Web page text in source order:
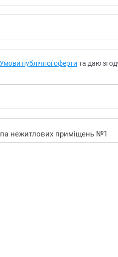
Умови публічної оферти та даю